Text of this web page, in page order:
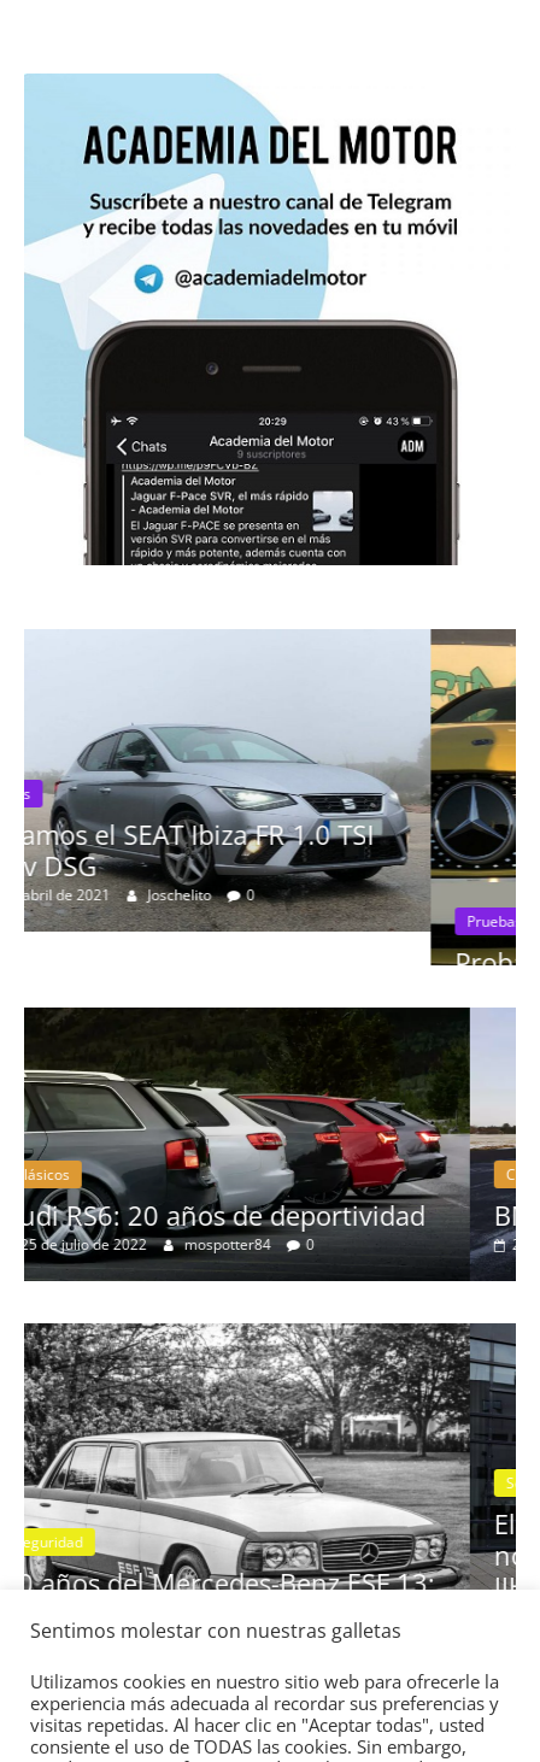
Pruebas
Probamos el Mercedes-Benz A200d
Clásicos
BMW Serie 7: lujo desde 1977
Seguridad Vídeo
El Mazda CX-5 2022 logra la máxima
nota en las pruebas de seguridad
IIHS
11 de noviembre de 2021 mospotter84 0
Sentimos molestar con nuestras galletas
Utilizamos cookies en nuestro sitio web para ofrecerle la
experiencia más adecuada al recordar sus preferencias y
visitas repetidas. Al hacer clic en "Aceptar todas", usted
consiente el uso de TODAS las cookies. Sin embargo,